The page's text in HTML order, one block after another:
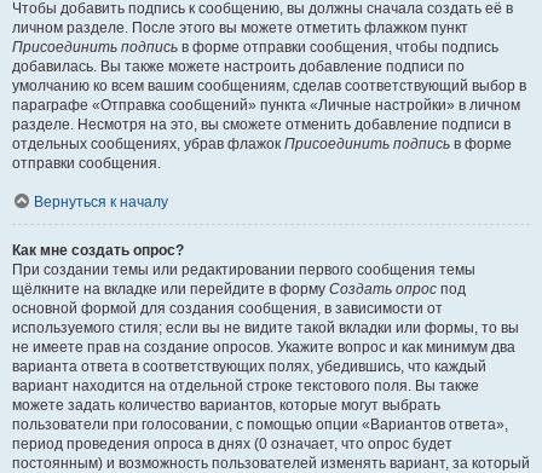
Чтобы добавить подпись к сообщению, вы должны сначала создать её в
личном разделе. После этого вы можете отметить флажком пункт
Присоединить подпись в форме отправки сообщения, чтобы подпись
добавилась. Вы также можете настроить добавление подписи по
умолчанию ко всем вашим сообщениям, сделав соответствующий выбор в
параграфе «Отправка сообщений» пункта «Личные настройки» в личном
разделе. Несмотря на это, вы сможете отменить добавление подписи в
отдельных сообщениях, убрав флажок Присоединить подпись в форме
отправки сообщения.
Вернуться к началу
Как мне создать опрос?
При создании темы или редактировании первого сообщения темы
щёлкните на вкладке или перейдите в форму Создать опрос под
основной формой для создания сообщения, в зависимости от
используемого стиля; если вы не видите такой вкладки или формы, то вы
не имеете прав на создание опросов. Укажите вопрос и как минимум два
варианта ответа в соответствующих полях, убедившись, что каждый
вариант находится на отдельной строке текстового поля. Вы также
можете задать количество вариантов, которые могут выбрать
пользователи при голосовании, с помощью опции «Вариантов ответа»,
период проведения опроса в днях (0 означает, что опрос будет
постоянным) и возможность пользователей изменять вариант, за который